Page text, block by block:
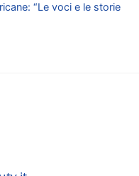
“Le voci e le storie